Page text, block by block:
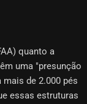
quanto a
uma "presunção
de 2.000 pés
essas estruturas